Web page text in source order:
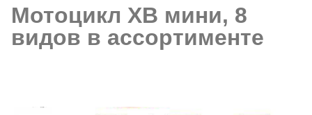
Мотоцикл ХВ мини, 8
видов в ассортименте